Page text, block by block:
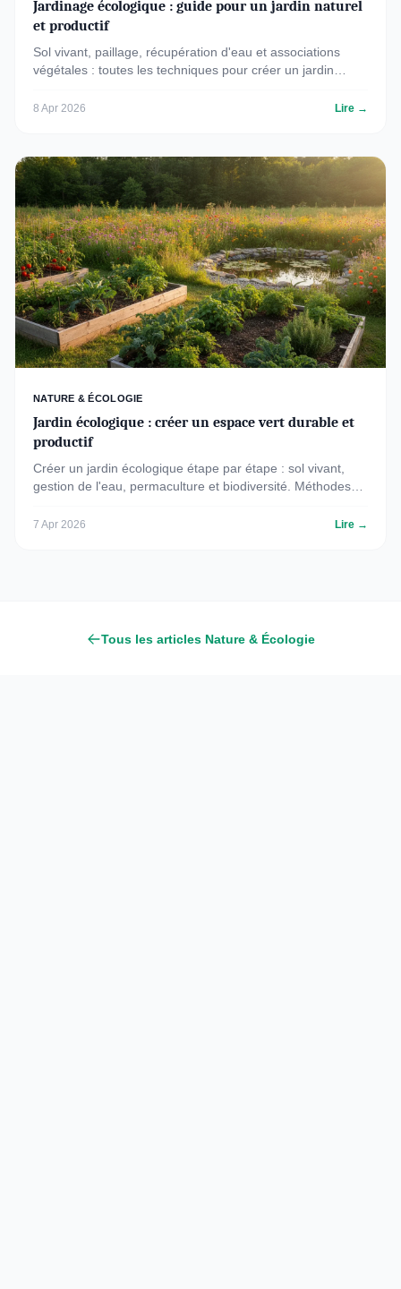
Jardinage écologique : guide pour un jardin naturel
et productif
Sol vivant, paillage, récupération d'eau et associations
végétales : toutes les techniques pour créer un jardin
8 Apr 2026 Lire →
NATURE & ÉCOLOGIE
Jardin écologique : créer un espace vert durable et
productif
Créer un jardin écologique étape par étape : sol vivant,
gestion de l'eau, permaculture et biodiversité. Méthodes
7 Apr 2026 Lire →
Tous les articles Nature & Écologie